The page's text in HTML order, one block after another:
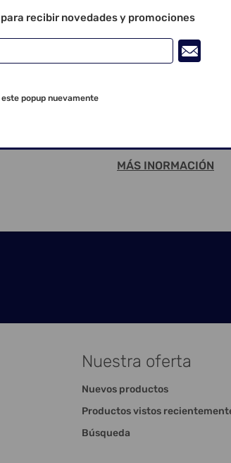
ATOS incorpora
final:
Dentina:mayor
naturalidad y
1 jeringa de
MÁS INORMACIÓN
Nuestra oferta
Nuevos productos
Productos vistos
Búsqueda
recibir novedades y promociones
popup nuevamente